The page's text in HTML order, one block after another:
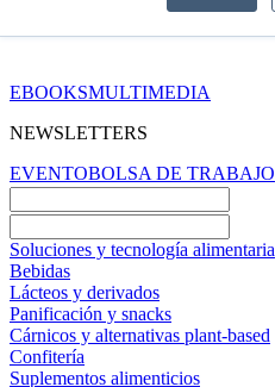
EBOOKSMULTIMEDIA
NEWSLETTERS
EVENTOBOLSA DE TRABAJO
Soluciones y tecnología alimentaria
Bebidas
Lácteos y derivados
Panificación y snacks
Cárnicos y alternativas plant-based
Confitería
Suplementos alimenticios